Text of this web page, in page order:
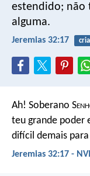
estendido; não
alguma.
Jeremias 32:17
Ah! Soberano S
teu grande poder
difícil demais
Jeremias 32:17 - NVI